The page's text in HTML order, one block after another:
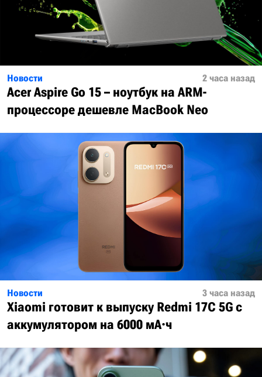
Новости 2 часа назад
Acer Aspire Go 15 – ноутбук на ARM-
процессоре дешевле MacBook Neo
Новости 3 часа назад
Xiaomi готовит к выпуску Redmi 17C 5G с
аккумулятором на 6000 мА·ч